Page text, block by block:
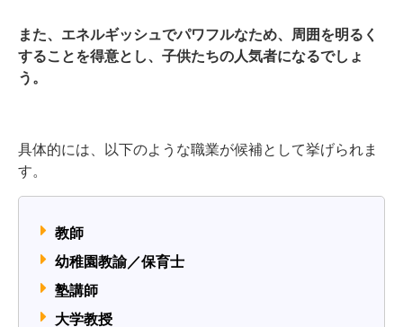
また、エネルギッシュでパワフルなため、周囲を明るく
することを得意とし、子供たちの人気者になるでしょ
う。
具体的には、以下のような職業が候補として挙げられま
す。
教師
幼稚園教諭／保育士
塾講師
大学教授